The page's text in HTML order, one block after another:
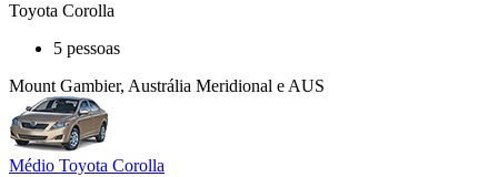
Toyota Corolla
5 pessoas
Mount Gambier, Austrália Meridional e AUS
Médio Toyota Corolla